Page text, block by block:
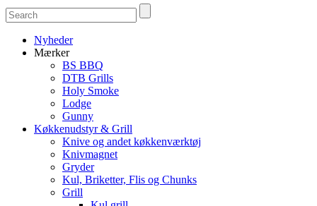
Nyheder
Mærker
BS BBQ
DTB Grills
Holy Smoke
Lodge
Gunny
Køkkenudstyr & Grill
Knive og andet køkkenværktøj
Knivmagnet
Gryder
Kul, Briketter, Flis og Chunks
Grill